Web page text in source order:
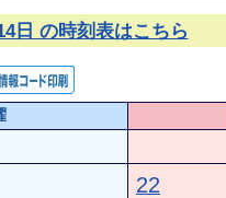
日 の時刻表はこちら
22